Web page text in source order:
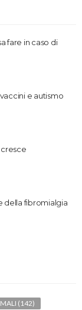
fare in caso di
e autismo
della fibromialgia
(142)